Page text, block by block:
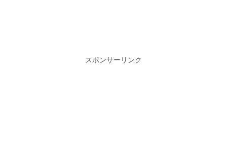
スポンサーリンク